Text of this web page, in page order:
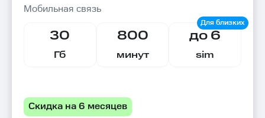
Мобильная связь
30
Гб
800
минут
до 6
sim
Скидка на 6 месяцев